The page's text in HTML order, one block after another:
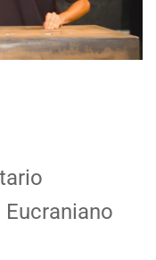
Eucraniano